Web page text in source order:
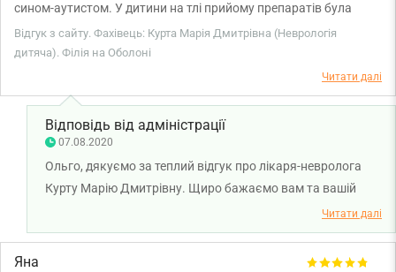
сином-аутистом. У дитини на тлі прийому препаратів була
абсолютно неадекватна реакція: не реагував ні на кого і ні на
що. Лікар вникнула в ситуацію, проаналізувала все, що було
можливо. Призначила адекватний препарат. Досить швидко
почали повертатися до норми. Лікаря цікавив feedback.
Погодьтеся, вкрай рідко буває! Рекомендую однозначно!
Марія Дмитрівна, щиро дякую!
Відгук з сайту. Фахівець: Курта Марія Дмитрівна (Неврологія
дитяча). Філія на Оболоні
Читати далі
Відповідь від адміністрації
07.08.2020
Ольго, дякуємо за теплий відгук про лікаря-невролога
Курту Марію Дмитрівну. Щиро бажаємо вам та вашій
Читати далі
Яна